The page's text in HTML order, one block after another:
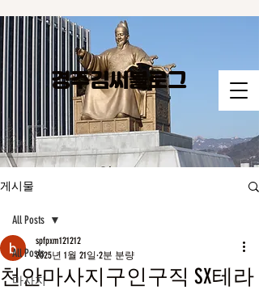
경주김씨​블로그
게시물
All Posts
마사지
All Posts
천안마사지구인구직 SX테라
spfpxm121212
2025년 1월 21일 2분 분량